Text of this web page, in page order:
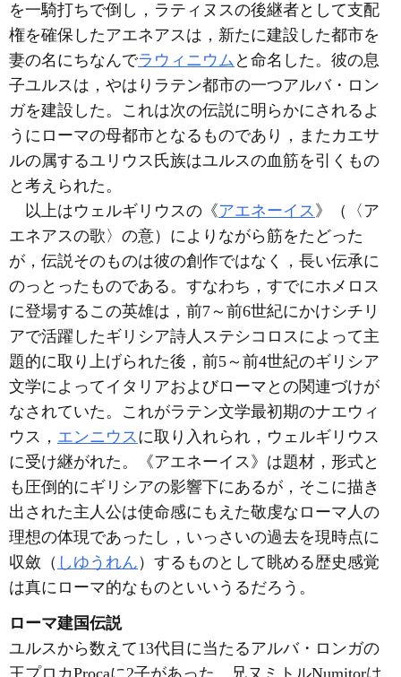
を一騎打ちで倒し，ラティヌスの後継者として支配
権を確保したアエネアスは，新たに建設した都市を
妻の名にちなんでラウィニウム と命名した。彼の息
子ユルスは，やはりラテン都市の一つアルバ・ロン
ガを建設した。これは次の伝説に明らかにされるよ
うにローマの母都市となるものであり，またカエサ
ルの属するユリウス氏族はユルスの血筋を引くもの
と考えられた。
以上はウェルギリウスの《アエネーイス 》（〈ア
エネアスの歌〉の意）によりながら筋をたどった
が，伝説そのものは彼の創作ではなく，長い伝承に
のっとったものである。すなわち，すでにホメロス
に登場するこの英雄は，前7～前6世紀にかけシチリ
アで活躍したギリシア詩人ステシコロスによって主
題的に取り上げられた後，前5～前4世紀のギリシア
文学によってイタリアおよびローマとの関連づけが
なされていた。これがラテン文学最初期のナエウィ
ウス， エンニウスに取り入れられ，ウェルギリウス
に受け継がれた。《アエネーイス》は題材，形式と
も圧倒的にギリシアの影響下にあるが，そこに描き
出された主人公は使命感にもえた敬虔なローマ人の
理想の体現であったし，いっさいの過去を現時点に
収斂（ しゆうれん ）するものとして眺める歴史感覚
は真にローマ的なものといいうるだろう。
ローマ建国伝説
ユルスから数えて13代目に当たるアルバ・ロンガの
王プロカProcaに2子があった。兄ヌミトルNumitorは